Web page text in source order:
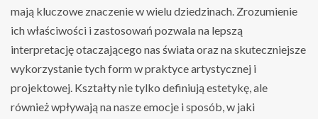
mają kluczowe znaczenie w wielu dziedzinach. Zrozumienie
ich właściwości i zastosowań pozwala na lepszą
interpretację otaczającego nas świata oraz na skuteczniejsze
wykorzystanie tych form w praktyce artystycznej i
projektowej. Kształty nie tylko definiują estetykę, ale
również wpływają na nasze emocje i sposób, w jaki